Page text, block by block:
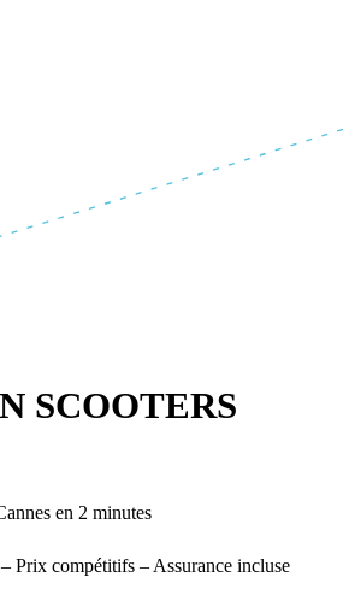
SCOOTERS
en 2 minutes
Prix compétitifs – Assurance incluse